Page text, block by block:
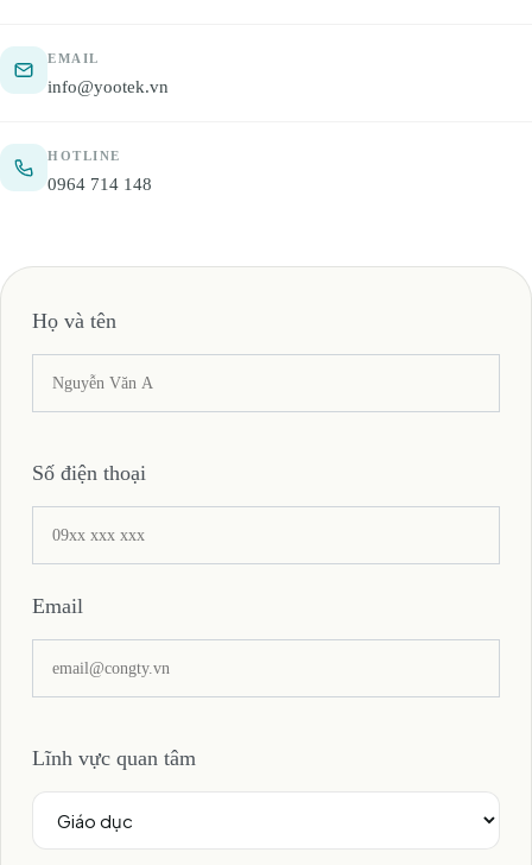
EMAIL
info@yootek.vn
HOTLINE
0964 714 148
Họ và tên
Số điện thoại
Email
Lĩnh vực quan tâm